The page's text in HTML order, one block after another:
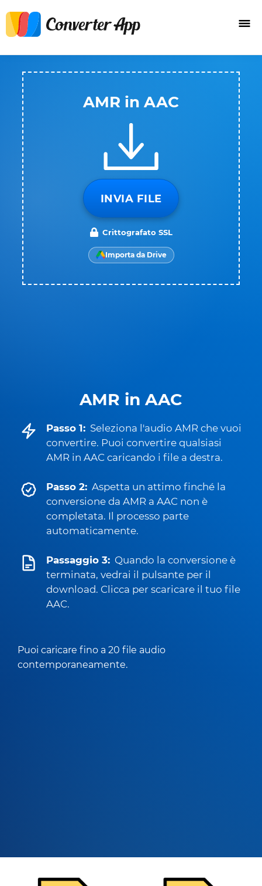
AMR in AAC
Passo 1: Seleziona l'audio AMR che vuoi
convertire. Puoi convertire qualsiasi
AMR in AAC caricando i file a destra.
Passo 2: Aspetta un attimo finché la
conversione da AMR a AAC non è
completata. Il processo parte
automaticamente.
Passaggio 3: Quando la conversione è
terminata, vedrai il pulsante per il
download. Clicca per scaricare il tuo file
AAC.
Puoi caricare fino a 20 file audio
contemporaneamente.
AMR in AAC
INVIA FILE
Crittografato SSL
Importa da Drive